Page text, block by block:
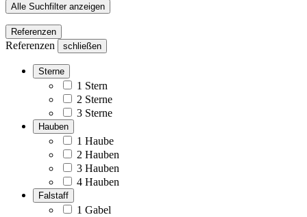
Alle Suchfilter anzeigen
Referenzen
Referenzen schließen
Sterne
1 Stern
2 Sterne
3 Sterne
Hauben
1 Haube
2 Hauben
3 Hauben
4 Hauben
Falstaff
1 Gabel